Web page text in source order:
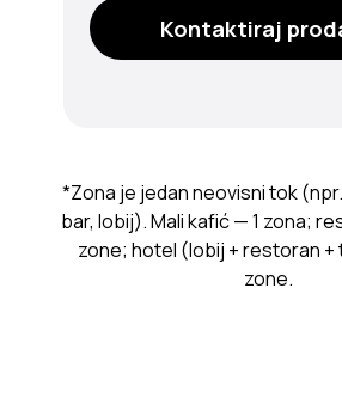
*Zona je jedan neovisni tok
bar, lobij). Mali kafić — 1 zona;
zone; hotel (lobij + restoran
zone.
Kontaktiraj